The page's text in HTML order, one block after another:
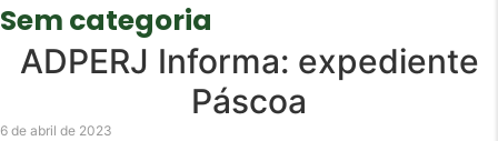
Sem categoria
ADPERJ Informa: expediente
Páscoa
6 de abril de 2023